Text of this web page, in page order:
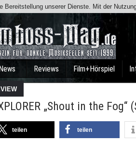
Reviews Film+Hörspiel
„Shout in the Fog“
teilen teilen
Bereitstellung unserer Dienste. Mit der